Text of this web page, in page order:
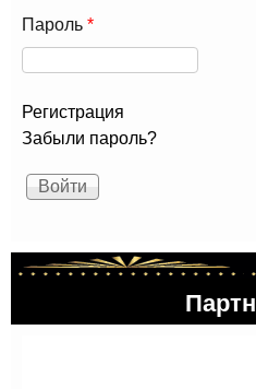
Пароль *
Регистрация
Забыли пароль?